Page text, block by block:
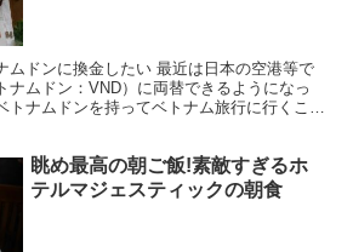
ムドンに換金したい 最近は日本の空港等で
ナムドン：VND）に両替できるようになっ
トナムドンを持ってベトナム旅行に行くこと
眺め最高の朝ご飯!素敵すぎるホ
テルマジェスティックの朝食